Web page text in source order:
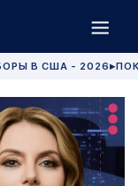
В США - 2026 ▶